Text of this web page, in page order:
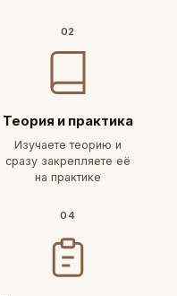
02
Теория и практика
Изучаете теорию и
сразу закрепляете её
на практике
04